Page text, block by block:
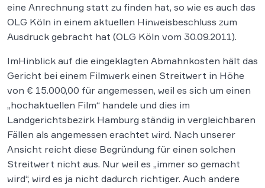
eine Anrechnung statt zu finden hat, so wie es auch das
OLG Köln in einem aktuellen Hinweisbeschluss zum
Ausdruck gebracht hat (OLG Köln vom 30.09.2011).
ImHinblick auf die eingeklagten Abmahnkosten hält das
Gericht bei einem Filmwerk einen Streitwert in Höhe
von € 15.000,00 für angemessen, weil es sich um einen
„hochaktuellen Film“ handele und dies im
Landgerichtsbezirk Hamburg ständig in vergleichbaren
Fällen als angemessen erachtet wird. Nach unserer
Ansicht reicht diese Begründung für einen solchen
Streitwert nicht aus. Nur weil es „immer so gemacht
wird“, wird es ja nicht dadurch richtiger. Auch andere